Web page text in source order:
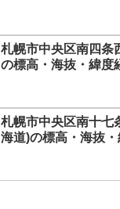
札幌市中央区南四条
の標高・海抜・緯度
札幌市中央区南十七
海道)の標高・海抜